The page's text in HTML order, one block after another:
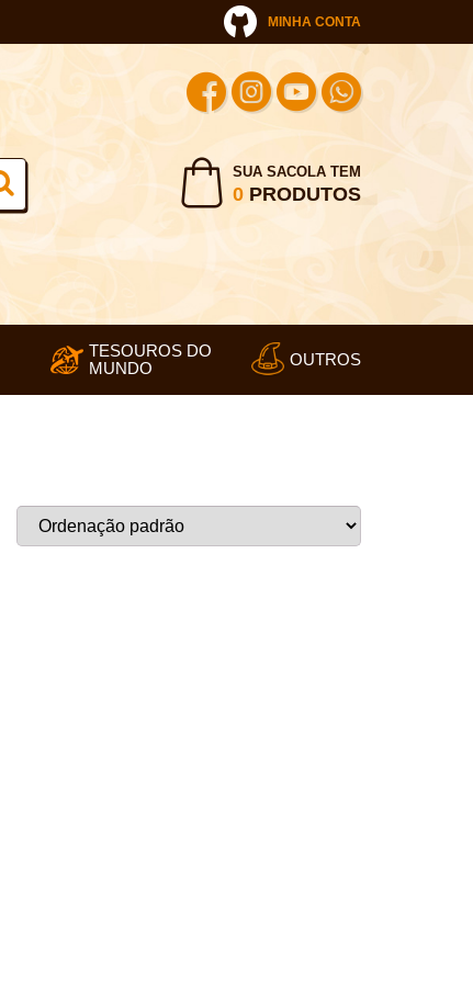
MINHA CONTA
SUA SACOLA TEM
0PRODUTOS
TESOUROS DO
MUNDO
OUTROS